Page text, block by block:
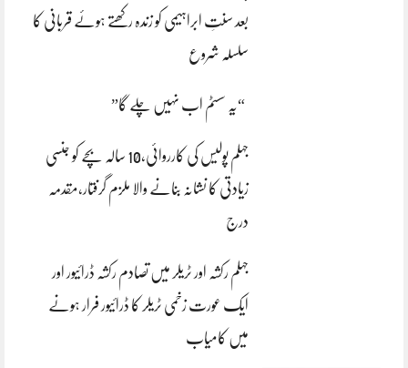
بعد سنتِ ابراہیمی کو زندہ رکھتے ہوئے قربانی کا
سلسلہ شروع
“یہ سسٹم اب نہیں چلے گا”
جہلم پولیس کی کارروائی،10 سالہ بچے کو جنسی
زیادتی کا نشانہ بنانے والا ملزم گرفتار،مقدمہ
درج
جہلم رکشہ اور ٹریلر میں تصادم رکشہ ڈرائیور اور
ایک عورت زخمی ٹریلر کا ڈرائیور فرار ہونے
میں کامیاب